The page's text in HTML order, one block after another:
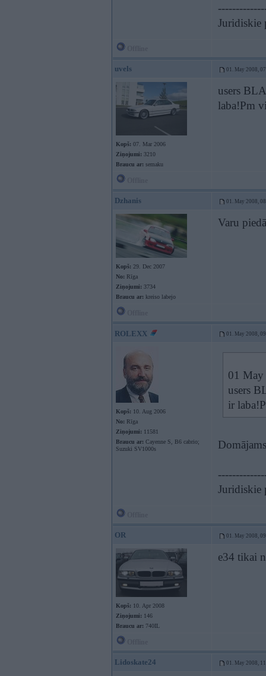
Juridiskie
uvels 01. May 2008,
Kopš: 07. Mar 2006
Ziņojumi: 3210
Braucu ar: semaku
users
laba!Pm
Dzhanis 01. May 2008,
Kopš: 29. Dec 2007
No: Rīga
Ziņojumi: 3734
Braucu ar: kreiso labejo
Varu
ROLEXX 01. May 2008,
Kopš: 10. Aug 2006
No: Rīga
Ziņojumi: 11581
Braucu ar: Cayenne S, B6 cabrio;
Suzuki SV1000s
01 May
users
ir
Juridiskie
OR 01. May 2008,
Kopš: 10. Apr 2008
Ziņojumi: 146
Braucu ar: 740IL
e34 tikai
Lidoskate24 01. May 2008,